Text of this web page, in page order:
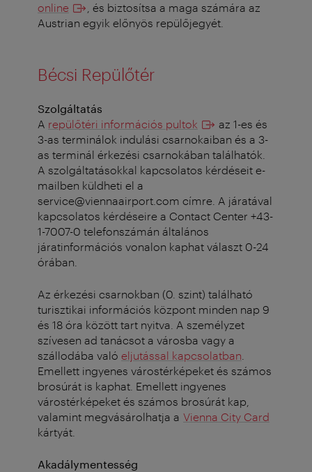
online
, és biztosítsa a maga számára az
Austrian egyik előnyös repülőjegyét.
Bécsi Repülőtér
Szolgáltatás
A repülőtéri információs pultok
az 1-es és
3-as terminálok indulási csarnokaiban és a 3-
as terminál érkezési csarnokában találhatók.
A szolgáltatásokkal kapcsolatos kérdéseit e-
mailben küldheti el a
service@viennaairport.com címre. A járatával
kapcsolatos kérdéseire a Contact Center +43-
1-7007-0 telefonszámán általános
járatinformációs vonalon kaphat választ 0-24
órában.
Az érkezési csarnokban (0. szint) található
turisztikai információs központ minden nap 9
és 18 óra között tart nyitva. A személyzet
szívesen ad tanácsot a városba vagy a
szállodába való eljutással kapcsolatban
Emellett ingyenes várostérképeket és számos
brosúrát is kaphat. Emellett ingyenes
várostérképeket és számos brosúrát kap,
valamint megvásárolhatja a Vienna City Card
kártyát.
Akadálymentesség